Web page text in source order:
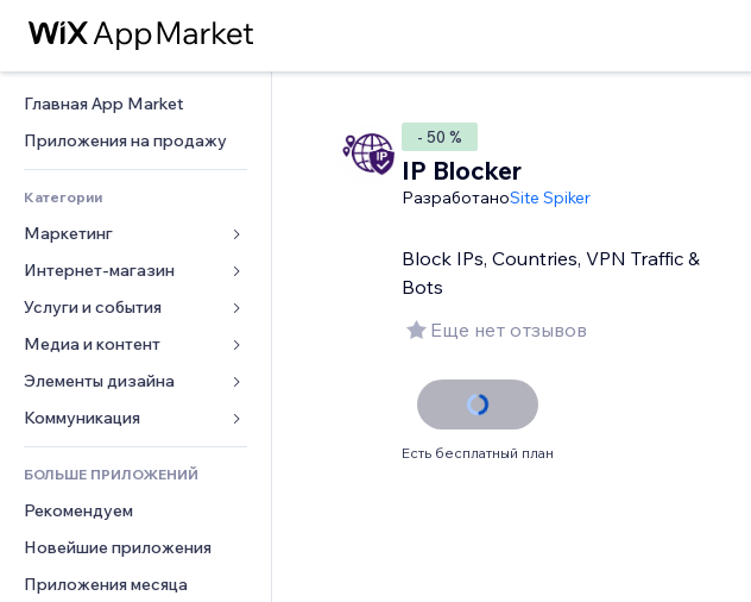
Главная App Market
Приложения на продажу
Категории
Маркетинг
Реклама
Моб. версия
Веб-аналитика
Списки сайтов
Эл. почта
Интернет-магазин
Приложения для магазинов
Доставка
Кнопки продаж
Бухгалтерский учет
Купоны и лояльность
Складские услуги
Услуги и события
Отели
События
Рестораны
Недвижимость
Онлайн-запись
Медиа и контент
Галерея
Музыка
Подкасты
Фотография
Видео
PDF
Обмен файлами
Элементы дизайна
Карты и навигация
Конфиденциальность и
безопасность
Часы
Формы
Опросы
Чат
Комментарии
БОЛЬШЕ ПРИЛОЖЕНИЙ
Рекомендуем
Новейшие приложения
Приложения месяца
- 50 %
IP Blocker
РазработаноSite Spiker
Block IPs, Countries, VPN Traffic &
Bots
Еще нет отзывов
Есть бесплатный план